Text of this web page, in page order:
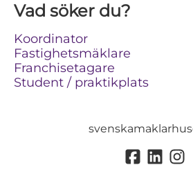
Vad söker du?
Koordinator
Fastighetsmäklare
Franchisetagare
Student / praktikplats